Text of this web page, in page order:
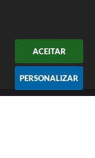
ACEITAR
PERSONALIZAR